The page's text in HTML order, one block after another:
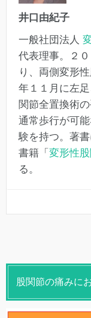
井口由紀子
一般社団法人
代表理事。２
り、両側変形
年１１月に左
関節全置換術
通常歩行が可
験を持つ。著
書籍「 変形性
る。
股関節の痛みに